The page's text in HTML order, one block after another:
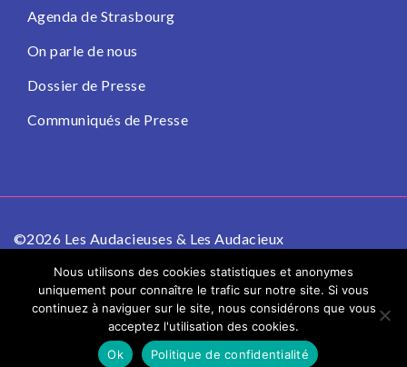
Agenda de Strasbourg
On parle de nous
Dossier de Presse
Communiqués de Presse
©2026 Les Audacieuses & Les Audacieux
Politique de confidentialité
Mentions légales
Nous utilisons des cookies statistiques et anonymes
uniquement pour connaître le trafic sur notre site. Si vous
continuez à naviguer sur le site, nous considérons que vous
acceptez l'utilisation des cookies.
Ok
Politique de confidentialité